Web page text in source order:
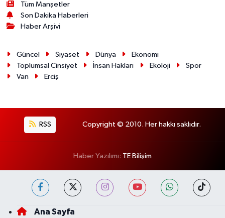
Tüm Manşetler
Son Dakika Haberleri
Haber Arşivi
Güncel Siyaset Dünya
Ekonomi
Toplumsal Cinsiyet
İnsan Hakları Ekoloji
Spor
Van
Erciş
RSS Copyright © 2010. Her hakkı saklıdır.
Haber Yazılımı: TE Bilişim
Ana Sayfa